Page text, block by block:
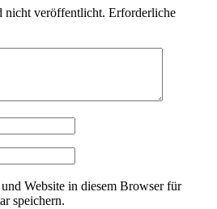
nicht veröffentlicht. Erforderliche
Website in diesem Browser für
speichern.